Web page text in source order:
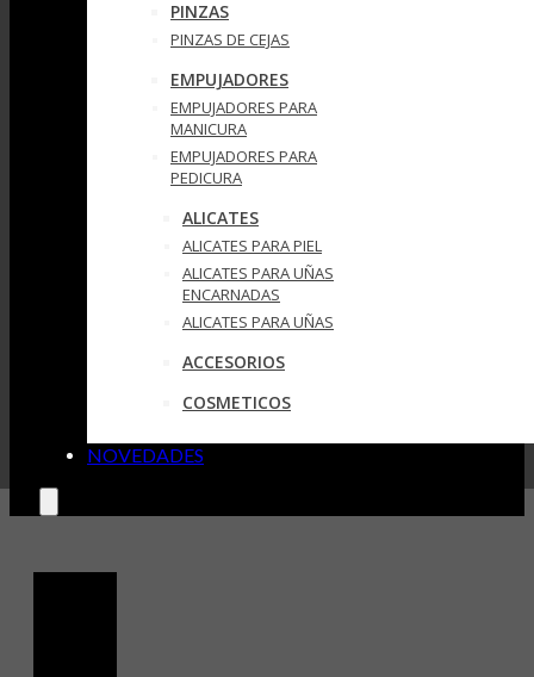
PINZAS
PINZAS DE CEJAS
EMPUJADORES
EMPUJADORES PARA
MANICURA
EMPUJADORES PARA
PEDICURA
ALICATES
ALICATES PARA PIEL
ALICATES PARA UÑAS
ENCARNADAS
ALICATES PARA UÑAS
ACCESORIOS
COSMETICOS
NOVEDADES